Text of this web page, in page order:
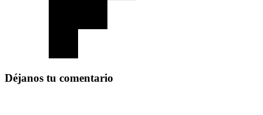
Déjanos tu comentario